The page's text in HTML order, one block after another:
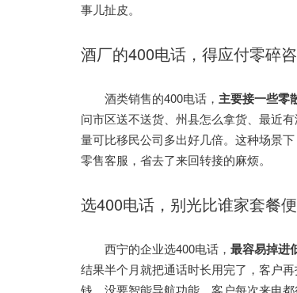
事儿扯皮。
酒厂的400电话，得应付零碎
酒类销售的400电话， 主要接一些零
问市区送不送货、州县怎么拿货、最近
量可比移民公司多出好几倍。这种场景
零售客服，省去了来回转接的麻烦。
选400电话，别光比谁家套餐
西宁的企业选400电话， 最容易掉进
结果半个月就把通话时长用完了，客户
钱，没要智能导航功能，客户每次来电